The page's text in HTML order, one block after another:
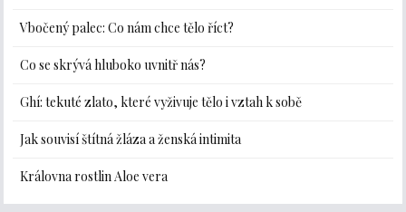
Vbočený palec: Co nám chce tělo říct?
Co se skrývá hluboko uvnitř nás?
Ghí: tekuté zlato, které vyživuje tělo i vztah k sobě
Jak souvisí štítná žláza a ženská intimita
Královna rostlin Aloe vera